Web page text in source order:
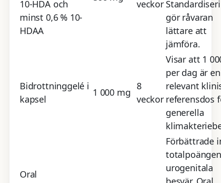
10-HDA och
minst 0,6 % 10-
HDAA
veckor
gör råvaran
lättare att
jämföra.
Bidrottninggelé i
kapsel
1 000 mg
8
veckor
Visar att 1
per dag är en
relevant
referensdos
generella
Oral
Förbättrade
urogenitala